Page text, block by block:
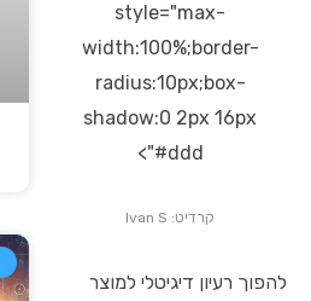
style="max-
width:100%;border-
radius:10px;box-
shadow:0 2px 16px
#ddd">
קרדיט: Ivan S
להפוך רעיון דיגיטלי למוצר